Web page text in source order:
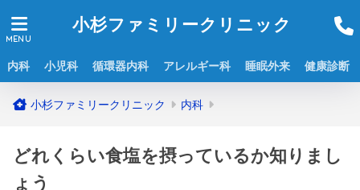
小杉ファミリークリニック
内科 小児科 循環器内科 アレルギー科 睡眠外来 健康診断
内科
どれくらい食塩を摂っているか知りまし
ょう